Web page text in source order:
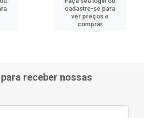
cadastre-se para
ver preços e
comprar
receber nossas